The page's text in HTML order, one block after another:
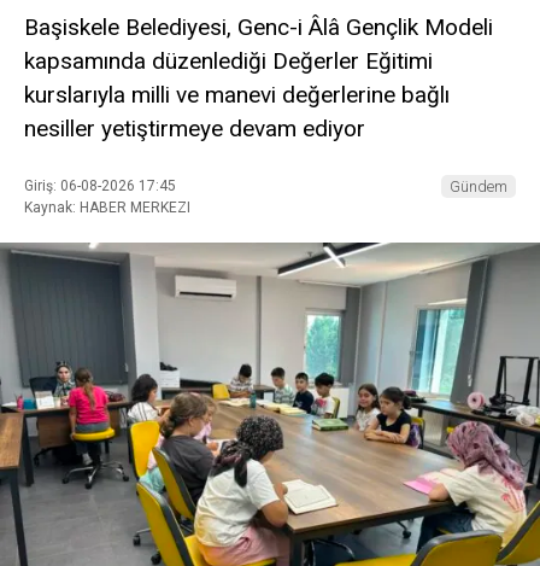
Başiskele Belediyesi, Genc-i Âlâ Gençlik Modeli
kapsamında düzenlediği Değerler Eğitimi
kurslarıyla milli ve manevi değerlerine bağlı
nesiller yetiştirmeye devam ediyor
Giriş: 06-08-2026 17:45
Kaynak: HABER MERKEZI
Gündem